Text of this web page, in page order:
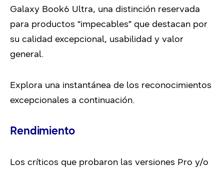
Galaxy Book6 Ultra, una distinción reservada
para productos “impecables” que destacan por
su calidad excepcional, usabilidad y valor
general.
Explora una instantánea de los reconocimientos
excepcionales a continuación.
Rendimiento
Los críticos que probaron las versiones Pro y/o